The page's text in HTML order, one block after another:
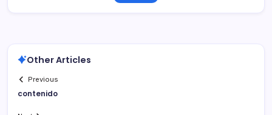
Other Articles
Previous
contenido